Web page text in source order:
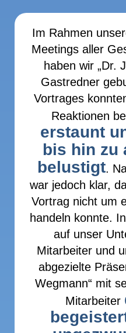
Im Rahmen
Meetings aller
haben wir „Dr.
Gastredner
Vortrages
Reaktionen
erstaunt
bis hin zu
belustigt.
war jedoch klar,
Vortrag nicht um
handeln konnte.
auf unser
Mitarbeiter und
abgezielte
Wegmann“ mit
Mitarbeiter